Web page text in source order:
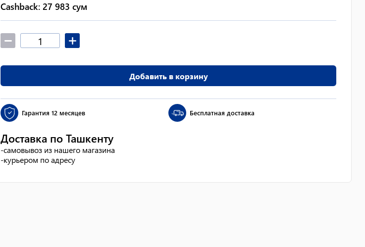
Cashback: 27 983 сум
Добавить в корзину
Гарантия 12 месяцев Бесплатная доставка
Доставка по Ташкенту
-самовывоз из нашего магазина
-курьером по адресу